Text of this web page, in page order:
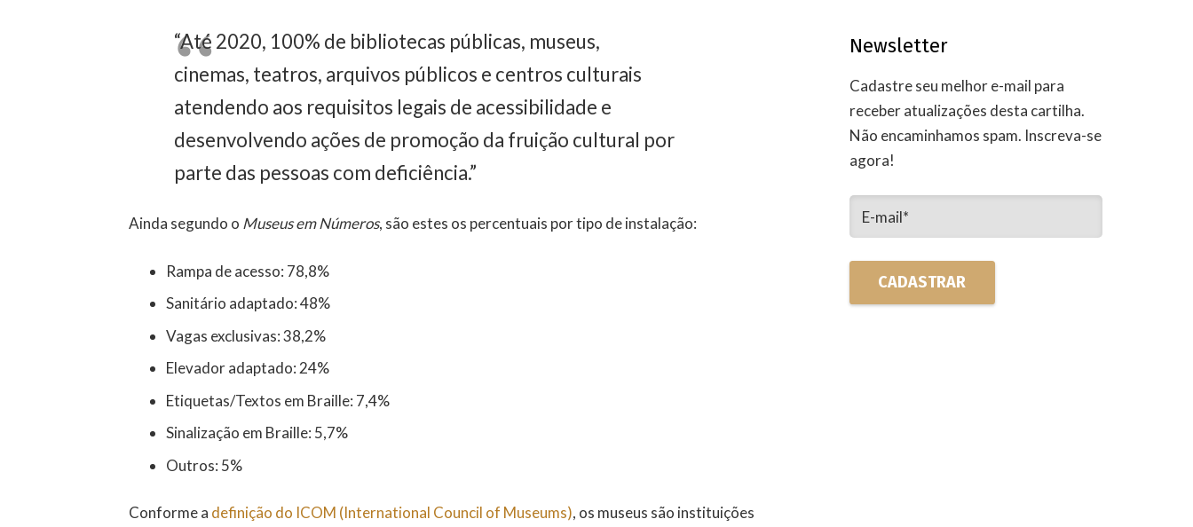
“Até 2020, 100% de bibliotecas públicas, museus,
cinemas, teatros, arquivos públicos e centros culturais
atendendo aos requisitos legais de acessibilidade e
desenvolvendo ações de promoção da fruição cultural por
parte das pessoas com deficiência.”
Ainda segundo o Museus em Números, são estes os percentuais por tipo de instalação:
Rampa de acesso: 78,8%
Sanitário adaptado: 48%
Vagas exclusivas: 38,2%
Elevador adaptado: 24%
Etiquetas/Textos em Braille: 7,4%
Sinalização em Braille: 5,7%
Outros: 5%
Conforme a definição do ICOM (International Council of Museums), os museus são instituições
Newsletter
Cadastre seu melhor e-mail para
receber atualizações desta cartilha.
Não encaminhamos spam. Inscreva-se
agora!